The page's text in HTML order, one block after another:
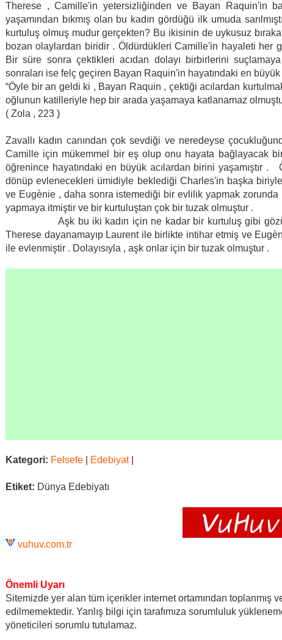
Therese , Camille'in yetersizliğinden ve Bayan Raquin'in
yaşamından bıkmış olan bu kadın gördüğü ilk umuda
kurtuluş olmuş mudur gerçekten? Bu ikisinin de uykusuz
bozan olaylardan biridir . Öldürdükleri Camille'in hayaleti her
Bir süre sonra çektikleri acıdan dolayı birbirlerini
sonraları ise felç geçiren Bayan Raquin'in hayatındaki en
“Öyle bir an geldi ki , Bayan Raquin , çektiği acılardan
oğlunun katilleriyle hep bir arada yaşamaya katlanamaz
( Zola , 223 )
Zavallı kadın canından çok sevdiği ve neredeyse
Camille için mükemmel bir eş olup onu hayata bağlayacak
öğrenince hayatındaki en büyük acılardan birini yaşamıştır
dönüp evlenecekleri ümidiyle beklediği Charles'in başka
ve Eugènie , daha sonra istemediği bir evlilik yapmak
yapmaya itmiştir ve bir kurtuluştan çok bir tuzak olmuştur .
Aşk bu iki kadın için ne kadar bir kurtuluş gibi gözükse
Therese dayanamayıp Laurent ile birlikte intihar etmiş ve
ile evlenmiştir . Dolayısıyla , aşk onlar için bir tuzak olmuştur .
Kategori: Felsefe Edebiyat|
Etiket: Dünya Edebiyatı
vuhuv.com.tr
Önemli Uyarı
Sitemizde yer alan tüm içerikler internet ortamından toplanmış
edilmemektedir. Yanlış bilgi için tarafımıza sorumluluk
yöneticileri sorumlu tutulamaz.